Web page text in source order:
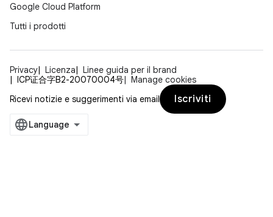
Google Cloud Platform
Tutti i prodotti
Privacy Licenza
Linee guida per il brand
ICP证合字B2-20070004号
Manage cookies
Ricevi notizie e suggerimenti via email
Iscriviti